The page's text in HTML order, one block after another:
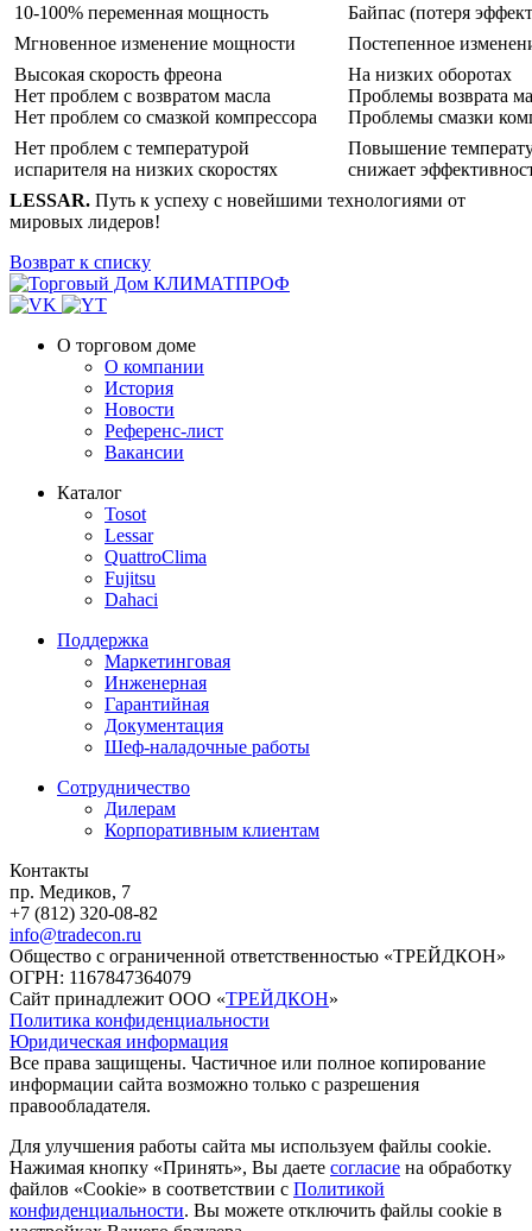
10-100% переменная мощность
Байпас (потеря
Мгновенное изменение мощности
Постепенное
Высокая скорость фреона
Нет проблем с возвратом масла
Нет проблем со смазкой компрессора
На низких оборотах
Проблемы возврата
Проблемы смазки
Нет проблем с температурой
испарителя на низких скоростях
Повышение
снижает
LESSAR. Путь к успеху с новейшими технологиями от
мировых лидеров!
Возврат к списку
О торговом доме
О компании
История
Новости
Референс-лист
Вакансии
Каталог
Tosot
Lessar
QuattroClima
Fujitsu
Dahaci
Поддержка
Маркетинговая
Инженерная
Гарантийная
Документация
Шеф-наладочные работы
Сотрудничество
Дилерам
Корпоративным клиентам
Контакты
пр. Медиков, 7
+7 (812) 320-08-82
info@tradecon.ru
Общество с ограниченной ответственностью «ТРЕЙДКОН»
ОГРН: 1167847364079
Сайт принадлежит ООО «ТРЕЙДКОН»
Политика конфиденциальности
Юридическая информация
Все права защищены. Частичное или полное копирование
информации сайта возможно только с разрешения
правообладателя.
Для улучшения работы сайта мы используем файлы cookie.
Нажимая кнопку «Принять», Вы даете согласие на обработку
файлов «Cookie» в соответствии с Политикой
конфиденциальности. Вы можете отключить файлы cookie в